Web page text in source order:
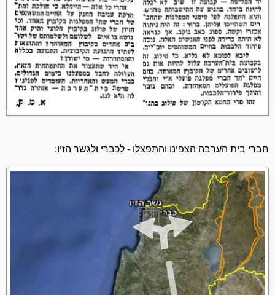
חברי בית הערבה הצפינו והתפצלו - לכברי ולגשר הזיו: